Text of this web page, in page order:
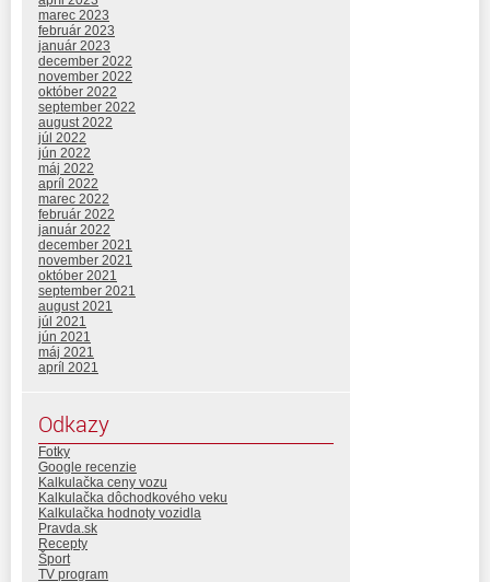
marec 2023
február 2023
január 2023
december 2022
november 2022
október 2022
september 2022
august 2022
júl 2022
jún 2022
máj 2022
apríl 2022
marec 2022
február 2022
január 2022
december 2021
november 2021
október 2021
september 2021
august 2021
júl 2021
jún 2021
máj 2021
apríl 2021
Odkazy
Fotky
Google recenzie
Kalkulačka ceny vozu
Kalkulačka dôchodkového veku
Kalkulačka hodnoty vozidla
Pravda.sk
Recepty
Šport
TV program